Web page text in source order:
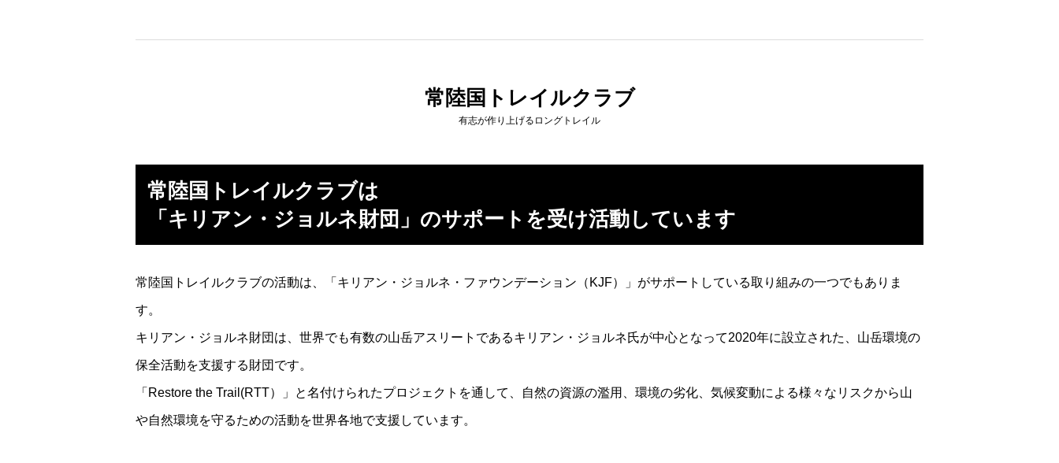
常陸国トレイルクラブ
有志が作り上げるロングトレイル
常陸国トレイルクラブは
「キリアン・ジョルネ財団」のサポートを受け活動しています
常陸国トレイルクラブの活動は、「キリアン・ジョルネ・ファウンデーション（KJF）」がサポートしている取り組みの一つでもありま
す。
キリアン・ジョルネ財団は、世界でも有数の山岳アスリートであるキリアン・ジョルネ氏が中心となって2020年に設立された、山岳環境の
保全活動を支援する財団です。
「Restore the Trail(RTT）」と名付けられたプロジェクトを通して、自然の資源の濫用、環境の劣化、気候変動による様々なリスクから山
や自然環境を守るための活動を世界各地で支援しています。